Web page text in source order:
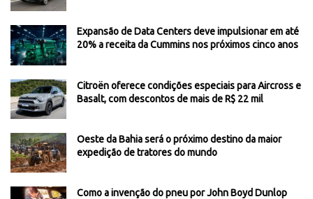
Expansão de Data Centers deve impulsionar em até
20% a receita da Cummins nos próximos cinco anos
Citroën oferece condições especiais para Aircross e
Basalt, com descontos de mais de R$ 22 mil
Oeste da Bahia será o próximo destino da maior
expedição de tratores do mundo
Como a invenção do pneu por John Boyd Dunlop